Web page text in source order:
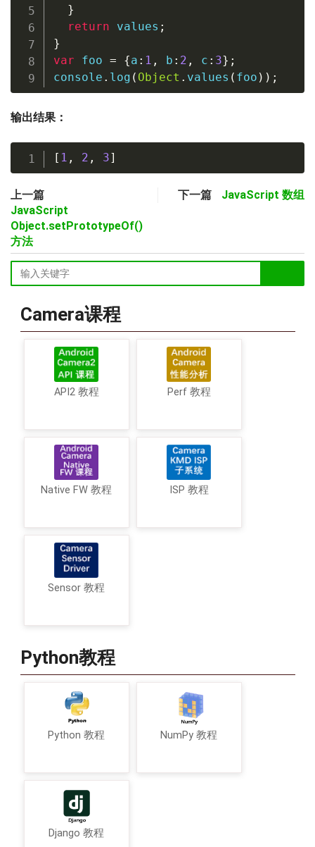
}
return values ;
}
var foo = {a : 1 , b : 2 , c : 3} ;
console . log ( Object . values ( foo ) ) ;
输出结果：
[ 1 , 2 , 3]
上一篇
JavaScript
Object.setPrototypeOf()
方法
下一篇 JavaScript 数组
Camera课程
API2 教程 Perf 教程
Native FW 教程 ISP 教程
Sensor 教程
Python教程
Python 教程 NumPy 教程
Django 教程